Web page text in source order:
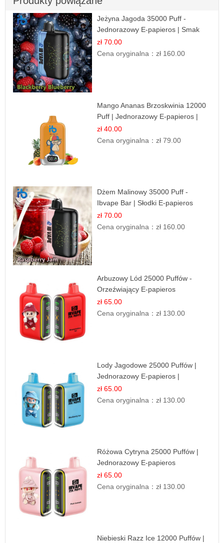
Jeżyna Jagoda 35000 Puff -
Jednorazowy E-papieros | Smak
Leśnych Owoców
zł 70.00
Cena oryginalna：zł 160.00
Mango Ananas Brzoskwinia 12000
Puff | Jednorazowy E-papieros |
Tropikalny Smak
zł 40.00
Cena oryginalna：zł 79.00
Dżem Malinowy 35000 Puff -
Ibvape Bar | Słodki E-papieros
Jednorazowy
zł 70.00
Cena oryginalna：zł 160.00
Arbuzowy Lód 25000 Puffów -
Orzeźwiający E-papieros
Jednorazowy
zł 65.00
Cena oryginalna：zł 130.00
Lody Jagodowe 25000 Puffów |
Jednorazowy E-papieros |
Deserowy Smak
zł 65.00
Cena oryginalna：zł 130.00
Różowa Cytryna 25000 Puffów |
Jednorazowy E-papieros
zł 65.00
Cena oryginalna：zł 130.00
Niebieski Razz Ice 12000 Puffów |